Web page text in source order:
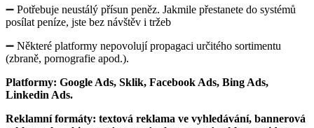
➖ Potřebuje neustálý přísun peněz. Jakmile přestanete do systémů
posílat peníze, jste bez návštěv i tržeb
➖ Některé platformy nepovolují propagaci určitého sortimentu
(zbraně, pornografie apod.).
Platformy: Google Ads, Sklik, Facebook Ads, Bing Ads,
Linkedin Ads.
Reklamní formáty: textová reklama ve vyhledávání, bannerová